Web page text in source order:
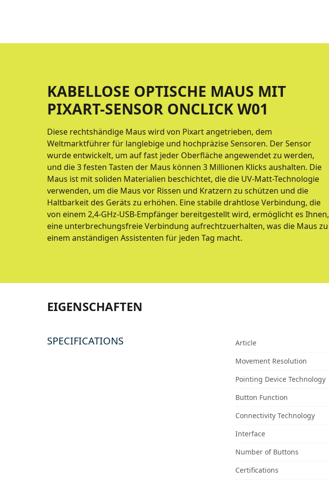
KABELLOSE OPTISCHE MAUS MIT
PIXART-SENSOR ONCLICK W01
Diese rechtshändige Maus wird von Pixart angetrieben, dem
Weltmarktführer für langlebige und hochpräzise Sensoren. Der Sensor
wurde entwickelt, um auf fast jeder Oberfläche angewendet zu werden,
und die 3 festen Tasten der Maus können 3 Millionen Klicks aushalten. Die
Maus ist mit soliden Materialien beschichtet, die die UV-Matt-Technologie
verwenden, um die Maus vor Rissen und Kratzern zu schützen und die
Haltbarkeit des Geräts zu erhöhen. Eine stabile drahtlose Verbindung, die
von einem 2,4-GHz-USB-Empfänger bereitgestellt wird, ermöglicht es Ihnen,
eine unterbrechungsfreie Verbindung aufrechtzuerhalten, was die Maus zu
einem anständigen Assistenten für jeden Tag macht.
EIGENSCHAFTEN
SPECIFICATIONS Article
Movement Resolution
Pointing Device Technology
Button Function
Connectivity Technology
Interface
Number of Buttons
Certifications